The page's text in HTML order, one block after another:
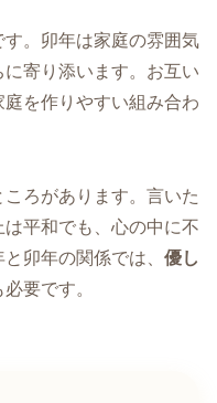
。卯年は家庭の雰囲気
寄り添います。お互い
を作りやすい組み合わ
ろがあります。言いた
平和でも、心の中に不
卯年の関係では、 優し
必要です。